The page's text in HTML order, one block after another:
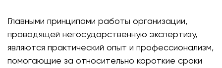
Главными принципами работы организации,
проводящей негосударственную экспертизу,
являются практический опыт и профессионализм,
помогающие за относительно короткие сроки